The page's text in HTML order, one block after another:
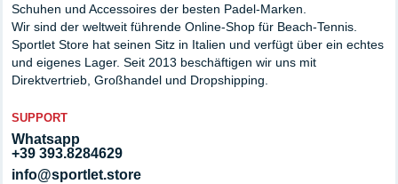
Schuhen und Accessoires der besten Padel-Marken.
Wir sind der weltweit führende Online-Shop für Beach-Tennis.
Sportlet Store hat seinen Sitz in Italien und verfügt über ein echtes
und eigenes Lager. Seit 2013 beschäftigen wir uns mit
Direktvertrieb, Großhandel und Dropshipping.
SUPPORT
Whatsapp
+39 393.8284629
info@sportlet.store